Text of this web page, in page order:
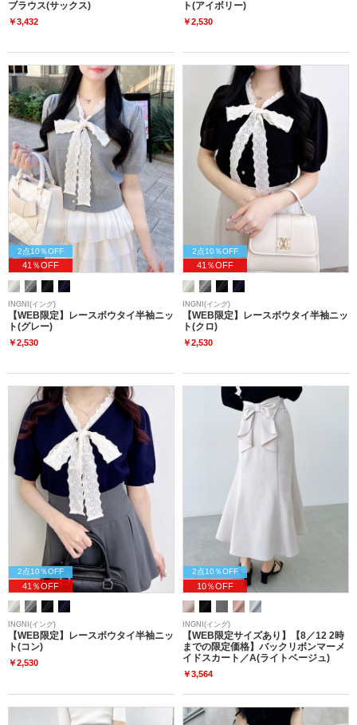
ブラウス(サックス)
￥3,432
ト(アイボリー)
￥2,530
2点10％OFF
41％OFF
INGNI(イング)
【WEB限定】レースボウタイ半袖ニッ
ト(グレー)
￥2,530
2点10％OFF
41％OFF
INGNI(イング)
【WEB限定】レースボウタイ半袖ニッ
ト(クロ)
￥2,530
2点10％OFF
41％OFF
INGNI(イング)
【WEB限定】レースボウタイ半袖ニッ
ト(コン)
￥2,530
2点10％OFF
10％OFF
INGNI(イング)
【WEB限定サイズあり】【8／12 2時
までの限定価格】バックリボンマーメ
イドスカート／A(ライトベージュ)
￥3,564